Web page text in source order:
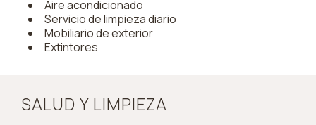
Aire acondicionado
Servicio de limpieza diario
Mobiliario de exterior
Extintores
SALUD Y LIMPIEZA